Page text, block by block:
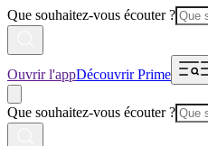
Que souhaitez-vous écouter ?
Ouvrir l'appDécouvrir Prime
Que souhaitez-vous écouter ?